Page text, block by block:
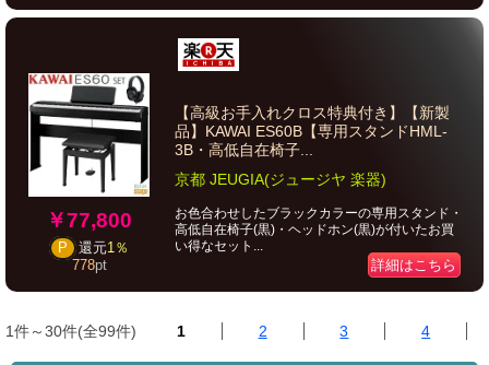
￥77,800
P 還元1％
778pt
【高級お手入れクロス特典付き】【新製
品】KAWAI ES60B【専用スタンドHML-
3B・高低自在椅子...
京都 JEUGIA(ジュージヤ 楽器)
お色合わせしたブラックカラーの専用スタンド・
高低自在椅子(黒)・ヘッドホン(黒)が付いたお買
い得なセット...
詳細はこちら
1件～30件(全99件) 1 2 3 4